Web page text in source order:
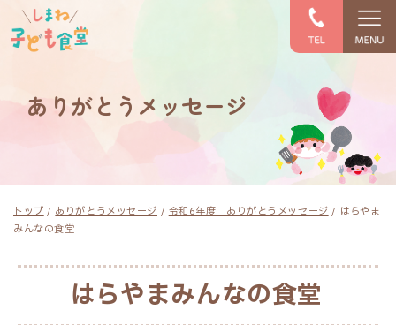
このページの本文へ
ありがとうメッセージ
現
在
位
トップ / ありがとうメッセージ / 令和6年度 ありがとうメッセージ / はらやま
みんなの食堂
はらやまみんなの食堂